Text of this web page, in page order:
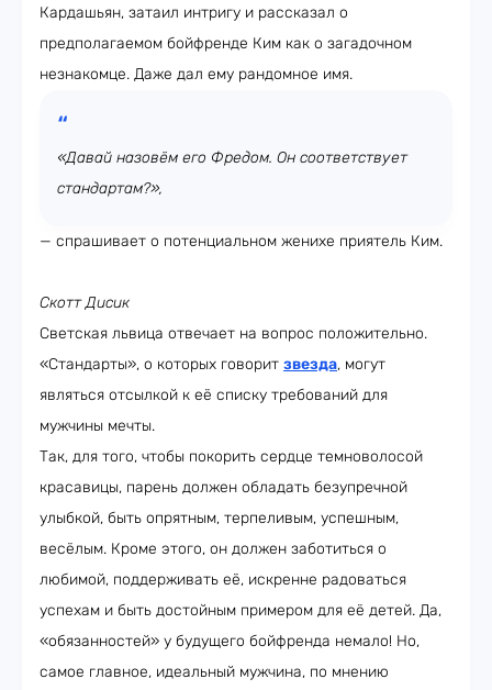
Кардашьян, затаил интригу и рассказал о
предполагаемом бойфренде Ким как о загадочном
незнакомце. Даже дал ему рандомное имя.
«Давай назовём его Фредом. Он соответствует
стандартам?»,
— спрашивает о потенциальном женихе приятель Ким.
Скотт Дисик
Светская львица отвечает на вопрос положительно.
«Стандарты», о которых говорит звезда, могут
являться отсылкой к её списку требований для
мужчины мечты.
Так, для того, чтобы покорить сердце темноволосой
красавицы, парень должен обладать безупречной
улыбкой, быть опрятным, терпеливым, успешным,
весёлым. Кроме этого, он должен заботиться о
любимой, поддерживать её, искренне радоваться
успехам и быть достойным примером для её детей. Да,
«обязанностей» у будущего бойфренда немало! Но,
самое главное, идеальный мужчина, по мнению